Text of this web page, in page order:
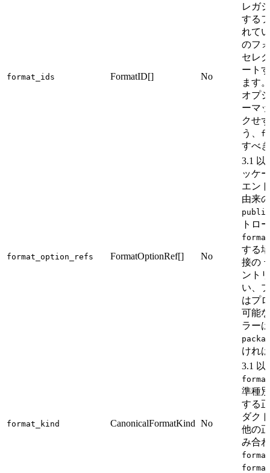
format_ids FormatID[] No
レガ
する
れて
のフ
セレ
ート
ます
オプ
ーマ
クせ
う、
すべ
format_option_refs FormatOptionRef[] No
3.1 以
ッケ
エン
由来
トロ
する
接の
ント
い、
はプ
可能
ラー
けれ
format_kind CanonicalFormatKind No
3.1 以
準種
する
ダク
他の
み合